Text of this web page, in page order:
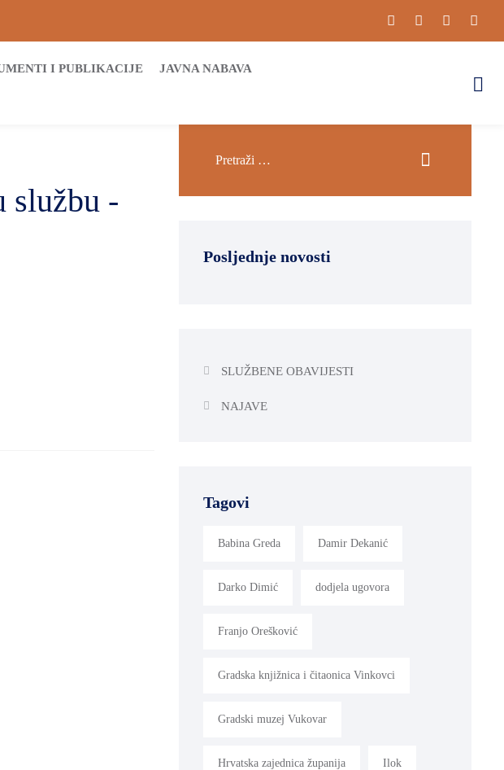
I PUBLIKACIJE JAVNA NABAVA
službu -
Posljednje novosti
SLUŽBENE OBAVIJESTI
NAJAVE
Tagovi
Babina Greda Damir Dekanić
Darko Dimić dodjela ugovora
Franjo Orešković
Gradska knjižnica i čitaonica Vinkovci
Gradski muzej Vukovar
Hrvatska zajednica županija Ilok